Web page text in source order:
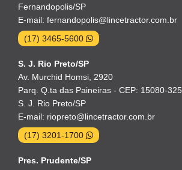
Fernandopolis/SP
E-mail: fernandopolis@lincetractor.com.br
(17) 3465-5600
S. J. Rio Preto/SP
Av. Murchid Homsi, 2920
Parq. Q.ta das Paineiras - CEP: 15080-325
S. J. Rio Preto/SP
E-mail: riopreto@lincetractor.com.br
(17) 3201-1700
Pres. Prudente/SP